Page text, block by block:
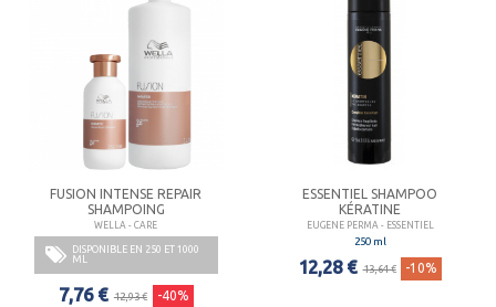
FUSION INTENSE REPAIR
SHAMPOING
WELLA - CARE
DISPONIBLE EN 250 ET 1000
ML
7,76 € 12,93 € -40%
ESSENTIEL SHAMPOO
KÉRATINE
EUGENE PERMA - ESSENTIEL
250 ml
12,28 € 13,64 € -10%